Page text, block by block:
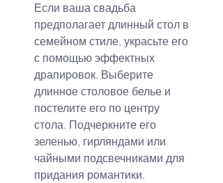
Если ваша свадьба
предполагает длинный стол в
семейном стиле, украсьте его
с помощью эффектных
драпировок. Выберите
длинное столовое белье и
постелите его по центру
стола. Подчеркните его
зеленью, гирляндами или
чайными подсвечниками для
придания романтики.